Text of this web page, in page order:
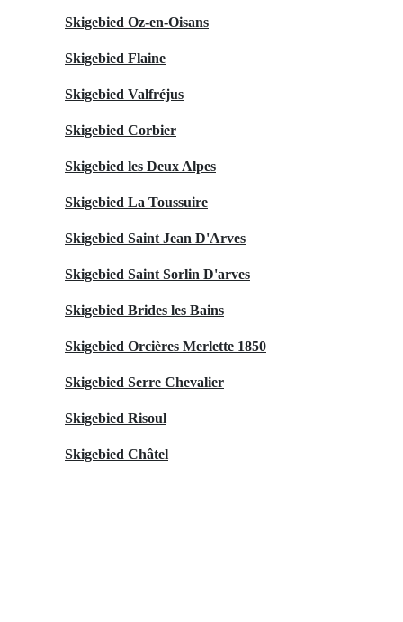
Skigebied Oz-en-Oisans
Skigebied Flaine
Skigebied Valfréjus
Skigebied Corbier
Skigebied les Deux Alpes
Skigebied La Toussuire
Skigebied Saint Jean D'Arves
Skigebied Saint Sorlin D'arves
Skigebied Brides les Bains
Skigebied Orcières Merlette 1850
Skigebied Serre Chevalier
Skigebied Risoul
Skigebied Châtel